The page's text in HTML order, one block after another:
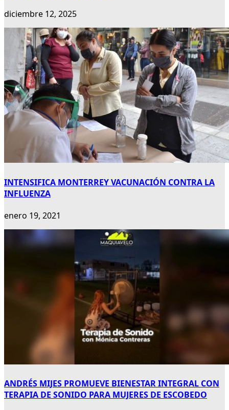
diciembre 12, 2025
INTENSIFICA MONTERREY VACUNACIÓN CONTRA LA
INFLUENZA
enero 19, 2021
ANDRÉS MIJES PROMUEVE BIENESTAR INTEGRAL CON
TERAPIA DE SONIDO PARA MUJERES DE ESCOBEDO